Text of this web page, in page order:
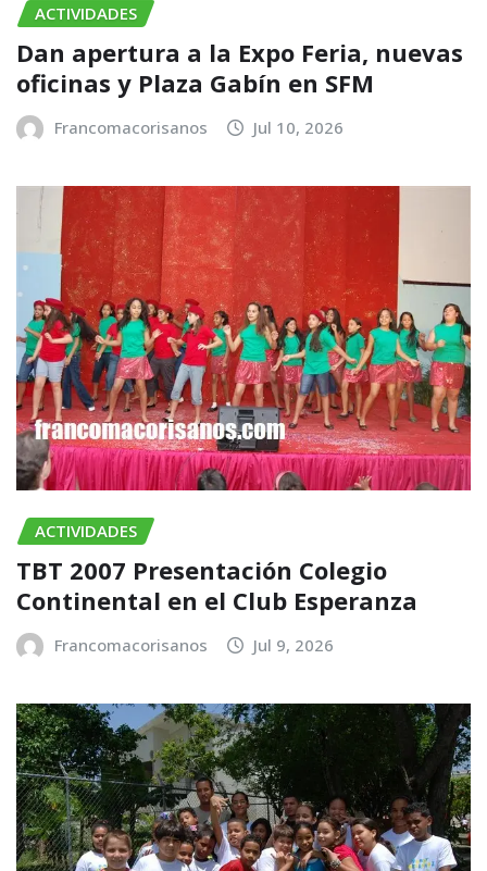
ACTIVIDADES
​Dan apertura a la Expo Feria, nuevas
oficinas y Plaza Gabín en SFM
Francomacorisanos Jul 10, 2026
ACTIVIDADES
TBT 2007 Presentación Colegio
Continental en el Club Esperanza
Francomacorisanos Jul 9, 2026